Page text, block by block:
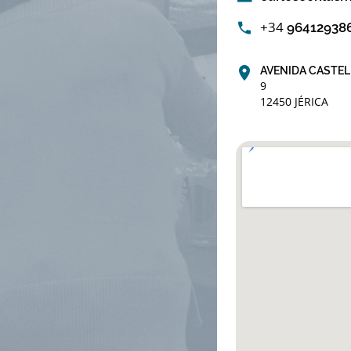
+34
AVENIDA
9
12450 JÉRICA